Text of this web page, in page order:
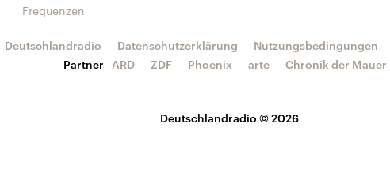
Frequenzen
Deutschlandradio © 2026
Deutschlandradio Datenschutzerklärung Nutzungsbedingungen
Partner
ARD ZDF Phoenix arte Chronik der Mauer